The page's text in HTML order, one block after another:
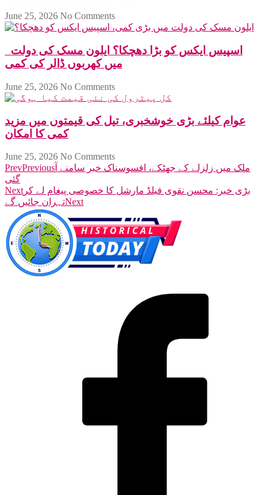
June 25, 2026 No Comments
میں کھربوں ڈالر کی کمی
June 25, 2026 No Comments
عوام کیلئے بڑی خوشخبری، تیل کی قیمتوں میں مزید
کمی کا امکان
June 25, 2026 No Comments
PrevPrevious ملک میں زلزلے کے جھٹکے، افسوسناک خبر سامنے آ
گئی
Next بڑی خبر: محسن نقوی فیلڈ مارشل کا خصوصی پیغام لے کر
تہران جائیں گےNext